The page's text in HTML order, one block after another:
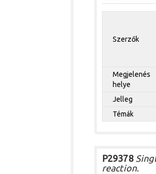
Szerzők
Megjelenés
helye
Jelleg
Témák
P29378
reaction.